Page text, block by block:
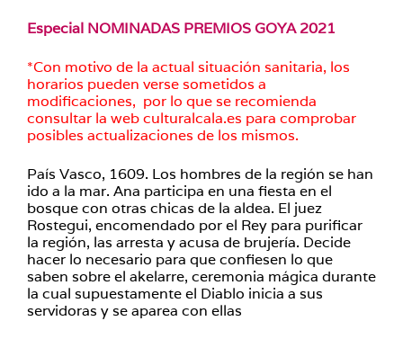
Especial NOMINADAS PREMIOS GOYA 2021
*Con motivo de la actual situación sanitaria, los
horarios pueden verse sometidos a
modificaciones, por lo que se recomienda
consultar la web culturalcala.es para comprobar
posibles actualizaciones de los mismos.
País Vasco, 1609. Los hombres de la región se han
ido a la mar. Ana participa en una fiesta en el
bosque con otras chicas de la aldea. El juez
Rostegui, encomendado por el Rey para purificar
la región, las arresta y acusa de brujería. Decide
hacer lo necesario para que confiesen lo que
saben sobre el akelarre, ceremonia mágica durante
la cual supuestamente el Diablo inicia a sus
servidoras y se aparea con ellas